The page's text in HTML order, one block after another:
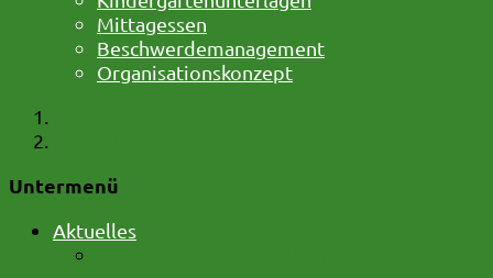
Mittagessen
Beschwerdemanagement
Organisationskonzept
Untermenü
Aktuelles